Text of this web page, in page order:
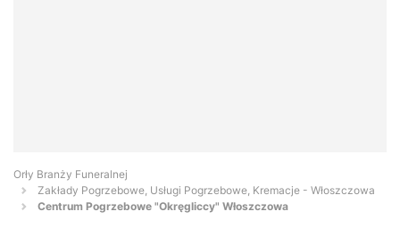
Orły Branży Funeralnej
Zakłady Pogrzebowe, Usługi Pogrzebowe, Kremacje - Włoszczowa
Centrum Pogrzebowe "Okręgliccy" Włoszczowa